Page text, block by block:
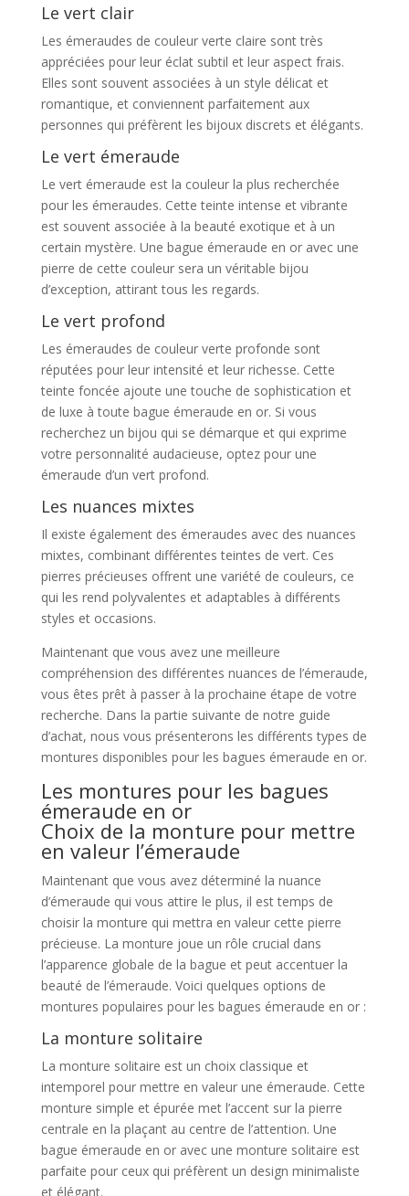
Le vert clair
Les émeraudes de couleur verte claire sont très
appréciées pour leur éclat subtil et leur aspect frais.
Elles sont souvent associées à un style délicat et
romantique, et conviennent parfaitement aux
personnes qui préfèrent les bijoux discrets et élégants.
Le vert émeraude
Le vert émeraude est la couleur la plus recherchée
pour les émeraudes. Cette teinte intense et vibrante
est souvent associée à la beauté exotique et à un
certain mystère. Une bague émeraude en or avec une
pierre de cette couleur sera un véritable bijou
d’exception, attirant tous les regards.
Le vert profond
Les émeraudes de couleur verte profonde sont
réputées pour leur intensité et leur richesse. Cette
teinte foncée ajoute une touche de sophistication et
de luxe à toute bague émeraude en or. Si vous
recherchez un bijou qui se démarque et qui exprime
votre personnalité audacieuse, optez pour une
émeraude d’un vert profond.
Les nuances mixtes
Il existe également des émeraudes avec des nuances
mixtes, combinant différentes teintes de vert. Ces
pierres précieuses offrent une variété de couleurs, ce
qui les rend polyvalentes et adaptables à différents
styles et occasions.
Maintenant que vous avez une meilleure
compréhension des différentes nuances de l’émeraude,
vous êtes prêt à passer à la prochaine étape de votre
recherche. Dans la partie suivante de notre guide
d’achat, nous vous présenterons les différents types de
montures disponibles pour les bagues émeraude en or.
Les montures pour les bagues
émeraude en or
Choix de la monture pour mettre
en valeur l’émeraude
Maintenant que vous avez déterminé la nuance
d’émeraude qui vous attire le plus, il est temps de
choisir la monture qui mettra en valeur cette pierre
précieuse. La monture joue un rôle crucial dans
l’apparence globale de la bague et peut accentuer la
beauté de l’émeraude. Voici quelques options de
montures populaires pour les bagues émeraude en or :
La monture solitaire
La monture solitaire est un choix classique et
intemporel pour mettre en valeur une émeraude. Cette
monture simple et épurée met l’accent sur la pierre
centrale en la plaçant au centre de l’attention. Une
bague émeraude en or avec une monture solitaire est
parfaite pour ceux qui préfèrent un design minimaliste
et élégant.